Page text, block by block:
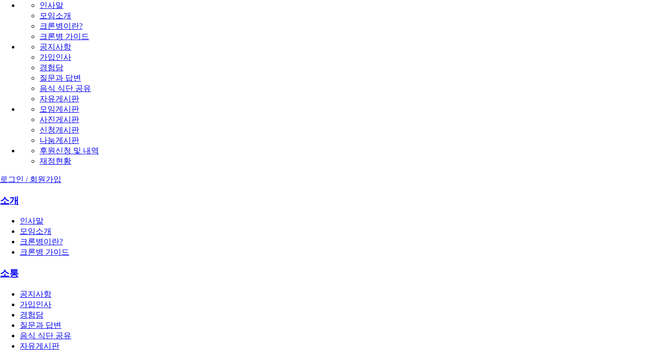
인사말
모임소개
크론병이란?
크론병 가이드
공지사항
가입인사
경험담
질문과 답변
음식 식단 공유
자유게시판
모임게시판
사진게시판
신청게시판
나눔게시판
후원신청 및 내역
재정현황
로그인 / 회원가입
소개
인사말
모임소개
크론병이란?
크론병 가이드
소통
공지사항
가입인사
경험담
질문과 답변
음식 식단 공유
자유게시판